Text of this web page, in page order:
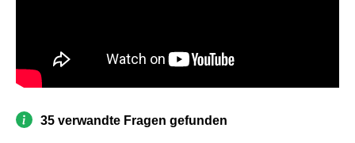
35 verwandte Fragen gefunden